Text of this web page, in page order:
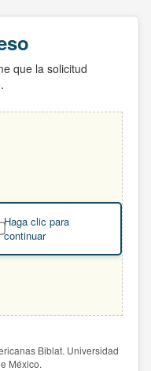
que la solicitud
Haga clic para
continuar
Biblat. Universidad
México.